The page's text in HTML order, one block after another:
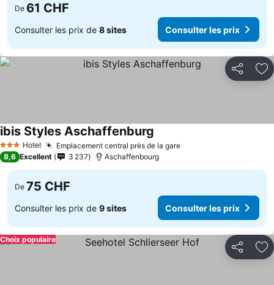
De 61 CHF
Consulter les prix de 8 sites Consulter les prix
Partager
3 ÉtoilesHotel Emplacement central près de la gareConsulter les prix
ibis Styles Aschaffenburg
8,6 Excellent 3 237 Aschaffenbourg
De 75 CHF
Consulter les prix de 9 sites Consulter les prix
Partager
Choix populaire